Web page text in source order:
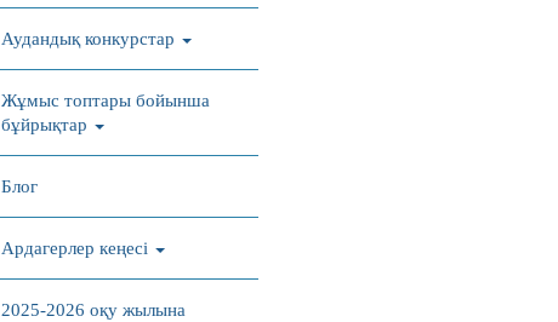
Аудандық конкурстар
Жұмыс топтары бойынша
бұйрықтар
Блог
Ардагерлер кеңесі
2025-2026 оқу жылына